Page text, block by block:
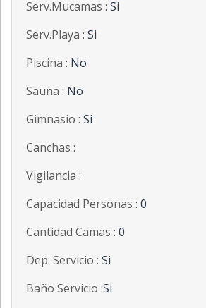
Serv.Mucamas : Si
Serv.Playa : Si
Piscina : No
Sauna : No
Gimnasio : Si
Canchas :
Vigilancia :
Capacidad Personas : 0
Cantidad Camas : 0
Dep. Servicio : Si
Baño Servicio :Si